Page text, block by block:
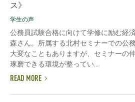
ス》
学生の声
公務員試験合格に向けて学修に励む経
森さん。所属する北村セミナーでの公
大変なこともありますが、セミナーの
琢磨できる環境が整ってい...
READ MORE